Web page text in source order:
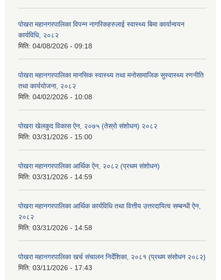
पोखरा महानगरपालिका विपन्न नागरिकहरुलाई स्वास्थ्य बिमा कार्यान्वयन
कार्यविधि, २०८२
मिति: 04/08/2026 - 09:18
पोखरा महानगरपालिका मानसिक स्वास्थ्य तथा मनोसामाजिक सुस्वास्थ्य रणनीति
तथा कार्ययोजना, २०८२
मिति: 04/02/2026 - 10:08
पोखरा खेलकुद विकास ऐन, २०७५ (तेस्रो संशोधन) २०८२
मिति: 03/31/2026 - 15:00
पोखरा महानगरपालिका आर्थिक ऐन, २०८२ (प्रथम संशोधन)
मिति: 03/31/2026 - 14:59
पोखरा महानगरपालिका आर्थिक कार्यविधि तथा वित्तीय उत्तरदायित्व सम्बन्धी ऐन,
२०८२
मिति: 03/31/2026 - 14:58
पोखरा महानगरपालिका खर्च संचालन निर्देशिका, २०८१ (प्रथम संसोधन २०८२)
मिति: 03/11/2026 - 17:43